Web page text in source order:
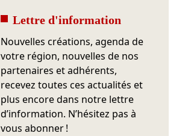
Lettre d'information
Nouvelles créations, agenda de
votre région, nouvelles de nos
partenaires et adhérents,
recevez toutes ces actualités et
plus encore dans notre lettre
d’information. N’hésitez pas à
vous abonner !